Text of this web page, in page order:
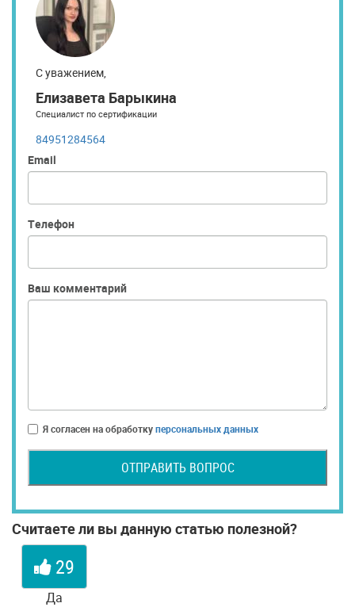
С уважением,
Елизавета Барыкина
Специалист по сертификации
84951284564
Email
Телефон
Ваш комментарий
Я согласен на обработкуперсональных данных
ОТПРАВИТЬ ВОПРОС
Считаете ли вы данную статью полезной?
29
Да